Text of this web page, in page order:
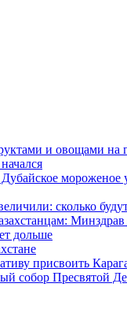
и овощами на
мороженое
сколько
Минздрав
дольше
присвоить
собор Пресвятой